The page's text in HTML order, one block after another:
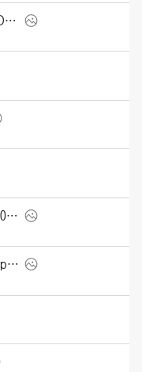
Hennessey Super Venom Mustang Dark Horse (2025)
롤스로이스 Spectre Black Badge (2026)
쉐보레 Blazer EV.R NASCAR Concept (2025)